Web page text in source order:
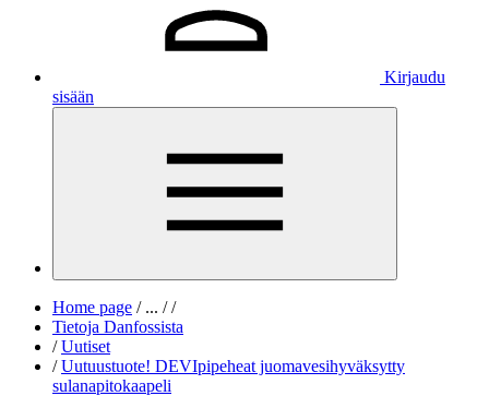
Kirjaudu
sisään
Home page /... / /
Tietoja Danfossista
/ Uutiset
/ Uutuustuote! DEVIpipeheat juomavesihyväksytty
sulanapitokaapeli